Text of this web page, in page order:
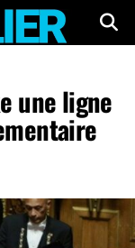
une ligne